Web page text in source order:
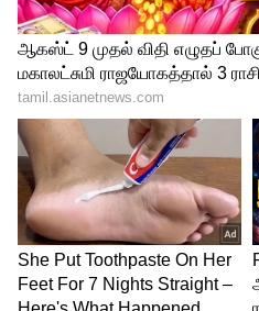
ரிஷப
ஒரு கொண்டாட்டம்.
அனுபவிப்பதில்
ஏன் இவர்களுக்குச்
இவர்களிடம் ஒரு
தொலைநோக்கு
வாழ